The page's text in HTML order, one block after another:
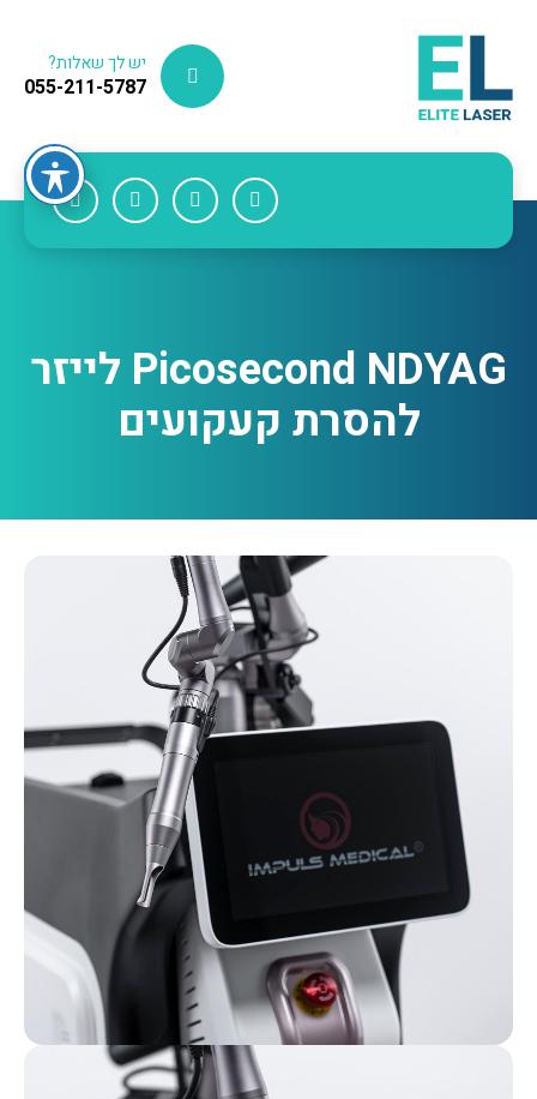
יש לך שאלות?
055-211-5787
Picosecond NDYAG לייזר
להסרת קעקועים